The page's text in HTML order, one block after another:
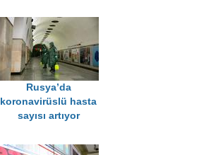
Rusya’da
koronavirüslü hasta
sayısı artıyor